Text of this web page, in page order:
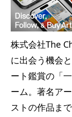
株式会社The
に出会う機会
ート鑑賞の「
ーム。著名ア
ストの作品ま